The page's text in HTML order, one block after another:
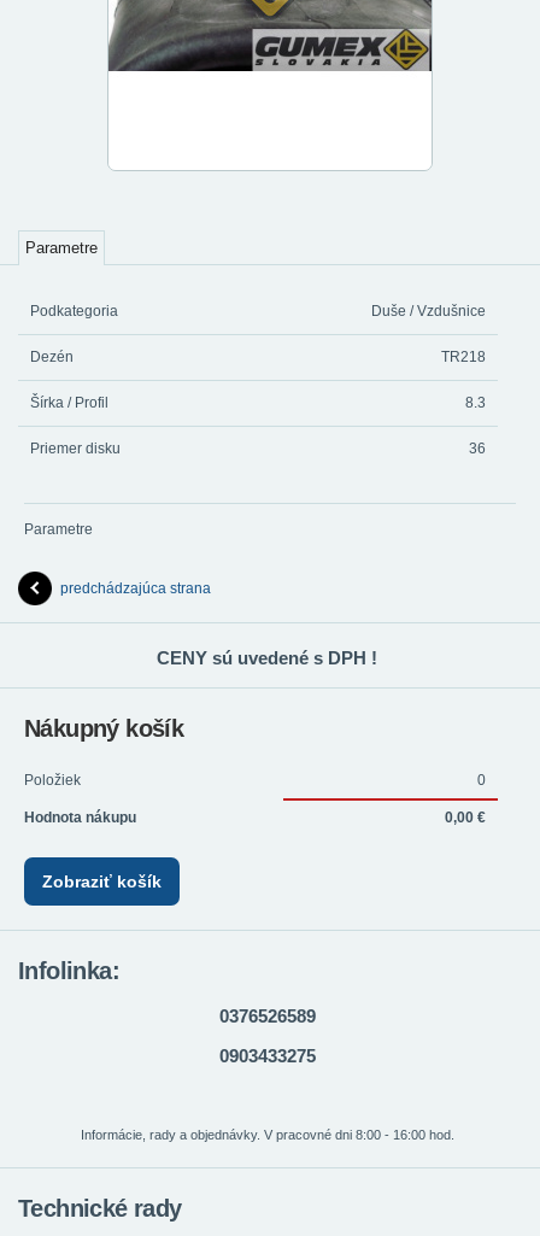
Parametre
Podkategoria Duše / Vzdušnice
Dezén TR218
Šírka / Profil 8.3
Priemer disku 36
Parametre
predchádzajúca strana
CENY sú uvedené s DPH !
Nákupný košík
Položiek 0
Hodnota nákupu 0,00 €
Zobraziť košík
Infolinka:
0376526589
0903433275
Informácie, rady a objednávky. V pracovné dni 8:00 - 16:00 hod.
Technické rady